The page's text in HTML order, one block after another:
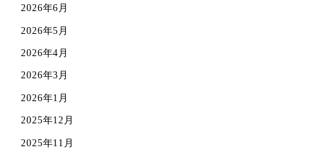
2026年6月
2026年5月
2026年4月
2026年3月
2026年1月
2025年12月
2025年11月